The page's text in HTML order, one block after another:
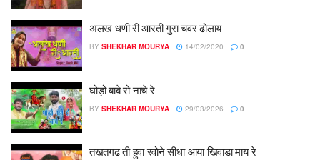
अलख धणी री आरती गुरा चवर ढोलाय
BY SHEKHAR MOURYA 14/02/2020 0
घोड़ो बाबे रो नाचे रे
BY SHEKHAR MOURYA 29/03/2026 0
तखतगढ ती हुवा रवोने सीधा आया खिवाडा माय रे